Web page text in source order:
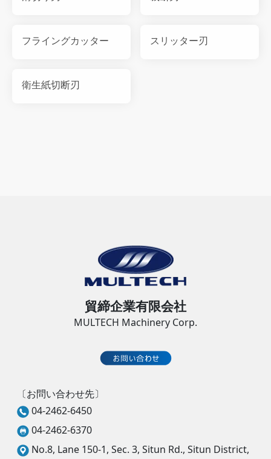
フライングカッター スリッター刃
衛生紙切断刃
貿締企業有限会社
MULTECH Machinery Corp.
〔お問い合わせ先〕
04-2462-6450
04-2462-6370
No.8, Lane 150-1, Sec. 3, Situn Rd., Situn District,